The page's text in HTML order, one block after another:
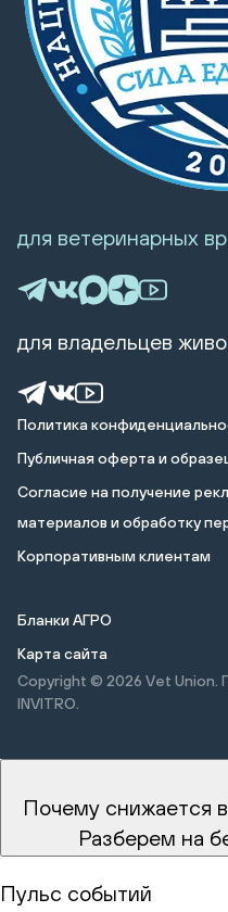
Политика
Публичная оферта и
Cогласие на получение
материалов и обработку
Корпоративным клиентам
Бланки АГРО
Карта сайта
Copyright © 2026 Vet Union.
INVITRO.
для ветеринарных
для владельцев
Почему снижается
Разберем на
Пульс событий